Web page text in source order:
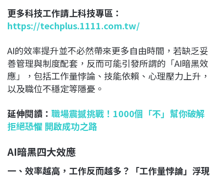
更多科技工作請上科技專區：
https://techplus.1111.com.tw/
AI的效率提升並不必然帶來更多自由時間，若缺乏妥
善管理與制度配套，反而可能引發所謂的「AI暗黑效
應」，包括工作量悖論、技能依賴、心理壓力上升，
以及職位不穩定等隱憂。
延伸閱讀： 職場震撼挑戰！1000個「不」幫你破解
拒絕恐懼 開啟成功之路
AI暗黑四大效應
一、效率越高，工作反而越多？「工作量悖論」浮現